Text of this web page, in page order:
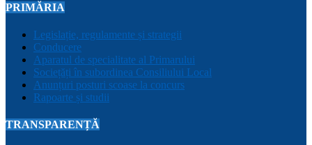
PRIMĂRIA
Legislație, regulamente și strategii
Conducere
Aparatul de specialitate al Primarului
Sociețăți în subordinea Consiliului Local
Anunțuri posturi scoase la concurs
Rapoarte și studii
TRANSPARENȚĂ